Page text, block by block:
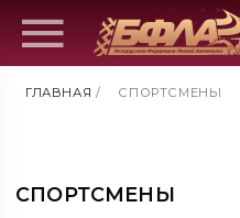
ГЛАВНАЯ / СПОРТСМЕНЫ
СПОРТСМЕНЫ